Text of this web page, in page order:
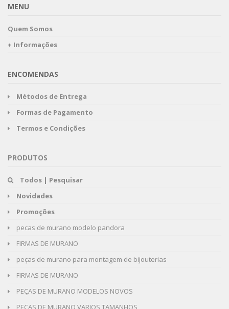
MENU
Quem Somos
+ Informações
ENCOMENDAS
Métodos de Entrega
Formas de Pagamento
Termos e Condições
PRODUTOS
Todos | Pesquisar
Novidades
Promoções
pecas de murano modelo pandora
FIRMAS DE MURANO
peças de murano para montagem de bijouterias
FIRMAS DE MURANO
PEÇAS DE MURANO MODELOS NOVOS